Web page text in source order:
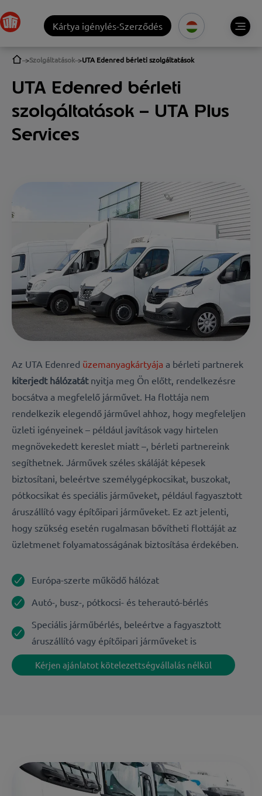
Kártya igénylés-Szerződés
Szolgáltatások UTA Edenred bérleti szolgáltatások
UTA Edenred bérleti
szolgáltatások – UTA Plus
Services
Az UTA Edenred üzemanyagkártyája a bérleti partnerek
kiterjedt hálózatátnyitja meg Ön előtt, rendelkezésre
bocsátva a megfelelő járművet. Ha flottája nem
rendelkezik elegendő járművel ahhoz, hogy megfeleljen
üzleti igényeinek – például javítások vagy hirtelen
megnövekedett kereslet miatt –, bérleti partnereink
segíthetnek. Járművek széles skáláját képesek
biztosítani, beleértve személygépkocsikat, buszokat,
pótkocsikat és speciális járműveket, például fagyasztott
áruszállító vagy építőipari járműveket. Ez azt jelenti,
hogy szükség esetén rugalmasan bővítheti flottáját az
üzletmenet folyamatosságának biztosítása érdekében.
Európa-szerte működő hálózat
Autó-, busz-, pótkocsi- és teherautó-bérlés
Speciális járműbérlés, beleértve a fagyasztott
áruszállító vagy építőipari járműveket is
Kérjen ajánlatot kötelezettségvállalás nélkül